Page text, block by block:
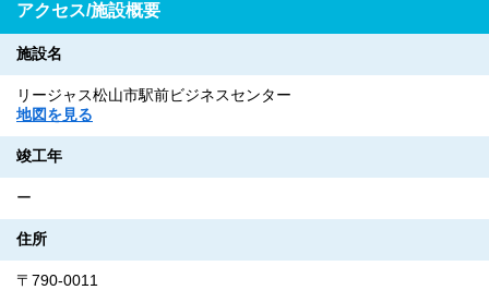
アクセス/施設概要
施設名
リージャス松山市駅前ビジネスセンター
地図を見る
竣工年
ー
住所
〒790-0011